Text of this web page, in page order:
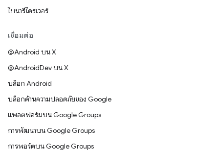
ไบนารีไดรเวอร์
เชื่อมต่อ
@Android บน X
@AndroidDev บน X
บล็อก Android
บล็อกด้านความปลอดภัยของ Google
แพลตฟอร์มบน Google Groups
การพัฒนาบน Google Groups
การพอร์ตบน Google Groups